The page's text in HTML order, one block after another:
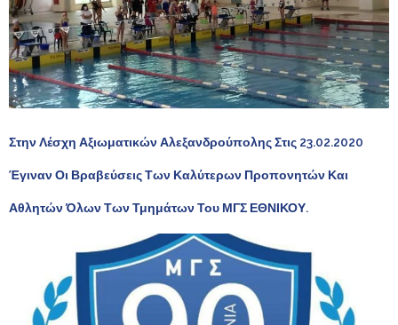
Στην Λέσχη Αξιωματικών Αλεξανδρούπολης Στις 23.02.2020
Έγιναν Οι Βραβεύσεις Των Καλύτερων Προπονητών Και
Αθλητών Όλων Των Τμημάτων Του ΜΓΣ ΕΘΝΙΚΟΥ.